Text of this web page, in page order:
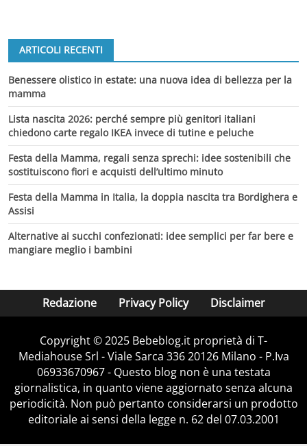
ARTICOLI RECENTI
Benessere olistico in estate: una nuova idea di bellezza per la
mamma
Lista nascita 2026: perché sempre più genitori italiani
chiedono carte regalo IKEA invece di tutine e peluche
Festa della Mamma, regali senza sprechi: idee sostenibili che
sostituiscono fiori e acquisti dell’ultimo minuto
Festa della Mamma in Italia, la doppia nascita tra Bordighera e
Assisi
Alternative ai succhi confezionati: idee semplici per far bere e
mangiare meglio i bambini
Redazione Privacy Policy Disclaimer
Copyright © 2025 Bebeblog.it proprietà di T-
Mediahouse Srl - Viale Sarca 336 20126 Milano - P.Iva
06933670967 - Questo blog non è una testata
giornalistica, in quanto viene aggiornato senza alcuna
periodicità. Non può pertanto considerarsi un prodotto
editoriale ai sensi della legge n. 62 del 07.03.2001